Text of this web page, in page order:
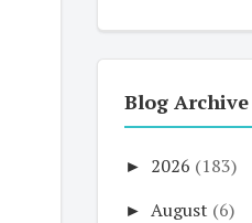
Blog Archive
► 2026 (183)
► August (6)